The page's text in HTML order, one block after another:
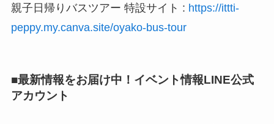
親子日帰りバスツアー 特設サイト : https://ittti-
peppy.my.canva.site/oyako-bus-tour
■最新情報をお届け中！イベント情報LINE公式
アカウント